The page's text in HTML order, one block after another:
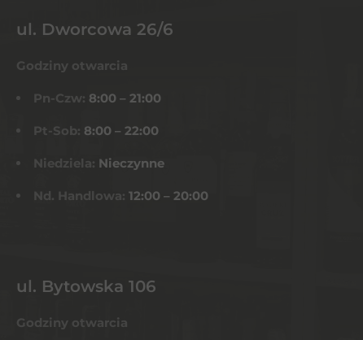
ul. Dworcowa 26/6
Godziny otwarcia
Pn-Czw: 8:00 – 21:00
Pt-Sob: 8:00 – 22:00
Niedziela: Nieczynne
Nd. Handlowa: 12:00 – 20:00
ul. Bytowska 106
Godziny otwarcia